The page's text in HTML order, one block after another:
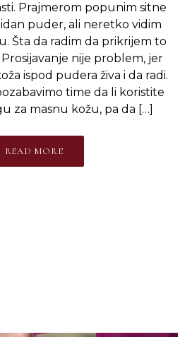
Prajmerom popunim sitne
puder, ali neretko vidim
Šta da radim da prikrijem to
nije problem, jer
ispod pudera živa i da radi.
time da li koristite
za masnu kožu, pa da […]
READ MORE